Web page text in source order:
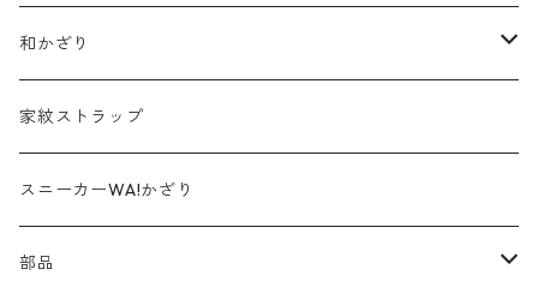
和かざり
武将家紋
和柄
家紋ストラップ
スニーカーWA!かざり
部品